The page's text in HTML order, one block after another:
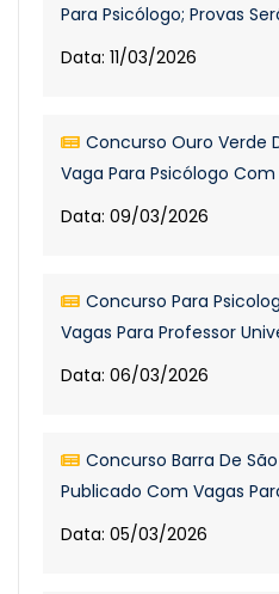
Para Psicólogo; Provas
Data: 11/03/2026
Concurso Ouro Verde
Vaga Para Psicólogo Com
Data: 09/03/2026
Concurso Para
Vagas Para Professor
Data: 06/03/2026
Concurso Barra De
Publicado Com Vagas
Data: 05/03/2026